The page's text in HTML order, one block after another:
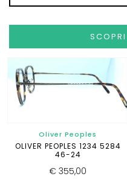
Oliver Peoples
OLIVER PEOPLES 1234 5284
46-24
€ 355,00